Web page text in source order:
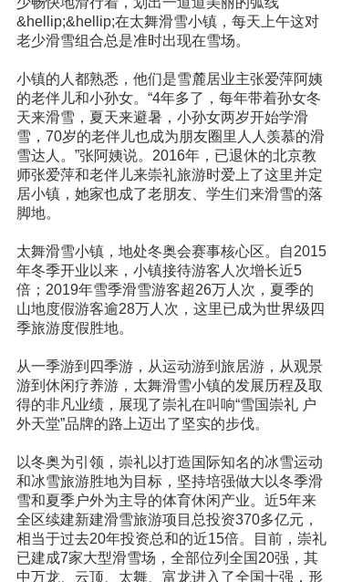
&hellip;&hellip;在太舞滑雪小镇，每天上午这对
老少滑雪组合总是准时出现在雪场。
小镇的人都熟悉，他们是雪麓居业主张爱萍阿姨
的老伴儿和小孙女。“4年多了，每年带着孙女冬
天来滑雪，夏天来避暑，小孙女两岁开始学滑
雪，70岁的老伴儿也成为朋友圈里人人羡慕的滑
雪达人。”张阿姨说。2016年，已退休的北京教
师张爱萍和老伴儿来崇礼旅游时爱上了这里并定
居小镇，她家也成了老朋友、学生们来滑雪的落
脚地。
太舞滑雪小镇，地处冬奥会赛事核心区。自2015
年冬季开业以来，小镇接待游客人次增长近5
倍；2019年雪季滑雪游客超26万人次，夏季的
山地度假游客逾28万人次，这里已成为世界级四
季旅游度假胜地。
从一季游到四季游，从运动游到旅居游，从观景
游到休闲疗养游，太舞滑雪小镇的发展历程及取
得的非凡业绩，展现了崇礼在叫响“雪国崇礼 户
外天堂”品牌的路上迈出了坚实的步伐。
以冬奥为引领，崇礼以打造国际知名的冰雪运动
和冰雪旅游胜地为目标，坚持培强做大以冬季滑
雪和夏季户外为主导的体育休闲产业。近5年来
全区续建新建滑雪旅游项目总投资370多亿元，
相当于过去20年投资总和的近15倍。目前，崇礼
已建成7家大型滑雪场，全部位列全国20强，其
中万龙、云顶、太舞、富龙进入了全国十强，形